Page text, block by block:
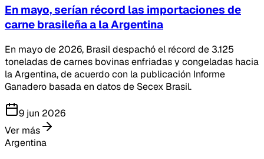
En mayo, serían récord las importaciones de
carne brasileña a la Argentina
En mayo de 2026, Brasil despachó el récord de 3.125
toneladas de carnes bovinas enfriadas y congeladas hacia
la Argentina, de acuerdo con la publicación Informe
Ganadero basada en datos de Secex Brasil.
9 jun 2026
Ver más
Argentina